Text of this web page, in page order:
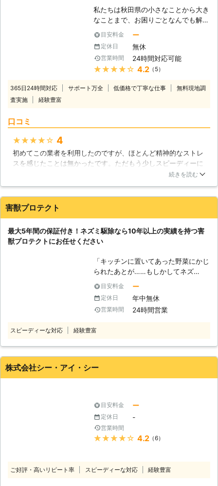
研究所にお任せください。 【ねずみ
の被害】 ねずみは繁殖や寒さを凌ぐ
ために建物に侵入してきているだけな
ので、実際に見ることはあまりありま
せん。そのため、ねずみに侵入されて
も被害に気づきにくく、夜に足音が聞
こえるくらいでしょうか。しかし、そ
いるねずみたちは、天井裏に糞や尿を
と臭いも酷く、ねずみの数も増えてい
後が大変です。
私たちは秋田県の小さなことから大き
なことまで、お困りごとなんでも解決
しております。秋田の便利屋ビジョン
です。生活していくうえで行わなけれ
ばならないことはたくさんあります。
家事や掃除に家の手入れ家族の世話な
ど、とてもすべて例に上げることがで
に立ちたい、私たち秋田の便利屋ビジ
りと生息しています。ねずみを主食と
する肉食動物も多くいます。ねずみは
日本全国どこにでもいます。食物連鎖
を駆除する必要性】 被害を詳しく解
説すると、ねずみは大食漢で大量に糞
撒かれます。気がついたら天井裏がフ
ンだらけになっていたというケースも
あるのです。さらに不衛生な場所にダ
ニやノミが発生し、下に降りて人に被
害を与えることもあります。そのよう
ら早めの駆除をお勧めします。
目安料金 ー
定休日 無休
営業時間 24時間対応可能
★★★★★ 4.2 （5）
365日24時間対応 サポート万全 低価格で丁寧な仕事
無料現地調
査実施
経験豊富
口コミ
★★★★★ 4
初めてこの業者を利用したのですが、ほとんど精神的なストレ
スを感じたことは無かったです。ただもう少しスピーディーに
対応してもらいたいという感じを受けました。それでも短い時
払う事ができたのでよかったです。追加料金が発生する訳でも
なく、念入りな駆除を実施する事ができたので、この評価をさ
秋田県 秋田市 2016年12月28日
続きを読む
害獣プロテクト
最大5年間の保証付き！ネズミ駆除なら10年以上の実績を持つ害
獣プロテクトにお任せください
「キッチンに置いてあった野菜にかじ
られたあとが……もしかしてネズ
ミ？」 「天井裏から物音がしたので
確認したらネズミを発見した」 ネズ
ミはその小さな体格で、窓の隙間や床
下の通風口など、約2㎝くらいの隙間
一度ネズミを駆除してもその侵入経路
路を割り出し、再発防止にも力を入れ
ている駆除専門業者です。 ネズミ被
害でお困りのお客様がいましたら、ぜ
ひ一度ご相談ください。 【害獣プロ
んな中でも弊社「害獣プロテクト」は
お客様に、「自信を持って駆除なら弊
目安料金 ー
定休日 年中無休
営業時間 24時間営業
スピーディーな対応 経験豊富
株式会社シー・アイ・シー
目安料金 ー
定休日 -
営業時間
★★★★★ 4.2 （6）
ご好評・高いリピート率 スピーディーな対応 経験豊富